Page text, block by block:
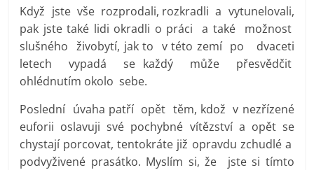
Když jste vše rozprodali, rozkradli a vytunelovali,
pak jste také lidi okradli o práci a také možnost
slušného živobytí, jak to v této zemí po dvaceti
letech vypadá se každý může přesvědčit
ohlédnutím okolo sebe.
Poslední úvaha patří opět těm, kdož v nezřízené
euforii oslavuji své pochybné vítězství a opět se
chystají porcovat, tentokráte již opravdu zchudlé a
podvyživené prasátko. Myslím si, že jste si tímto